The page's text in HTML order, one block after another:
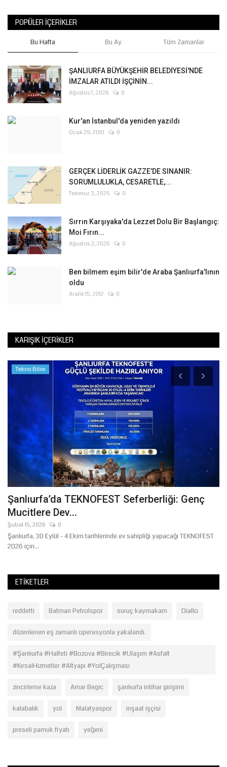
POPÜLER İÇERIKLER
Bu Hafta Bu Ay Tüm Zamanlar
ŞANLIURFA BÜYÜKŞEHİR BELEDİYESİ'NDE
İMZALAR ATILDI İŞÇİNİN...
Ağustos 7, 2026 0
Kur'an İstanbul'da yeniden yazıldı
Ocak 29, 2010 0
GERÇEK LİDERLİK GAZZE’DE SINANIR:
SORUMLULUKLA, CESARETLE,...
Temmuz 3, 2025 0
Sırrın Karşıyaka'da Lezzet Dolu Bir Başlangıç:
Moi Fırın...
Ağustos 3, 2026 0
Ben bilmem eşim bilir'de Araba Şanlıurfa'lının
oldu
Aralık 15, 2012 0
KARIŞIK İÇERIKLER
Tekno Bilim
Şanlıurfa’da TEKNOFEST Seferberliği: Genç
Mucitlere Dev...
Şubat 15, 2026 0
Şanlıurfa, 30 Eylül - 4 Ekim tarihlerinde ev sahipliği yapacağı TEKNOFEST
2026 için...
ETIKETLER
reddetti Batman Petrolspor suruç kaymakam Diallo
düzenlenen eş zamanlı operasyonla yakalandı.
#Şanlıurfa #Halfeti #Bozova #Birecik #Ulaşım #Asfalt
#KırsalHizmetler #Altyapı #YolÇalışması
zincirleme kaza Amar Begic şanlıurfa intihar girişimi
kalabalık yol Malatyaspor inşaat işçisi
preseli pamuk fiyatı yeğeni